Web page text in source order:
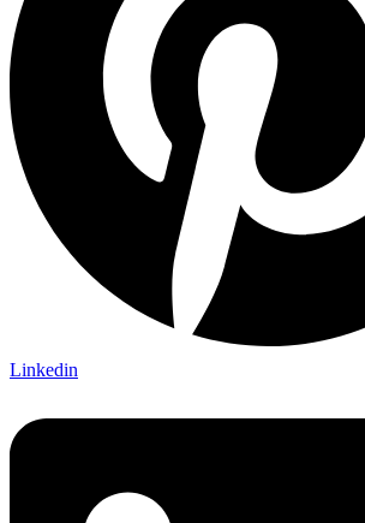
Linkedin